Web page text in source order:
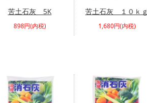
苦土石灰 5K
898円(内税)
苦土石灰 １０ｋｇ
1,680円(内税)